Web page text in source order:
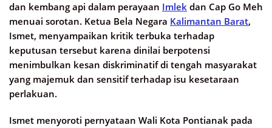
dan kembang api dalam perayaan Imlek dan Cap Go Meh
menuai sorotan. Ketua Bela Negara Kalimantan Barat,
Ismet, menyampaikan kritik terbuka terhadap
keputusan tersebut karena dinilai berpotensi
menimbulkan kesan diskriminatif di tengah masyarakat
yang majemuk dan sensitif terhadap isu kesetaraan
perlakuan.
Ismet menyoroti pernyataan Wali Kota Pontianak pada